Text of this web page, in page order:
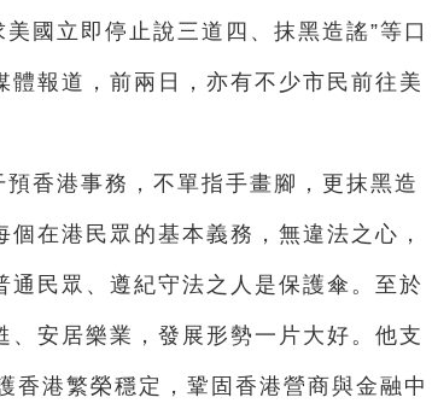
國立即停止說三道四、抹黑造謠”等口
體報道，前兩日，亦有不少市民前往美
香港事務，不單指手畫腳，更抹黑造
在港民眾的基本義務，無違法之心，
民眾、遵紀守法之人是保護傘。至於
安居樂業，發展形勢一片大好。他支
香港繁榮穩定，鞏固香港營商與金融中